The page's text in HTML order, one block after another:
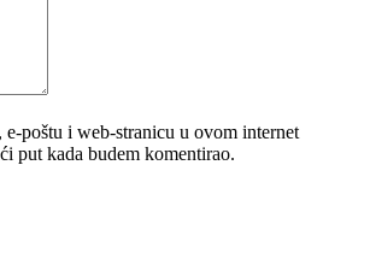
e-poštu i web-stranicu u ovom internet
put kada budem komentirao.